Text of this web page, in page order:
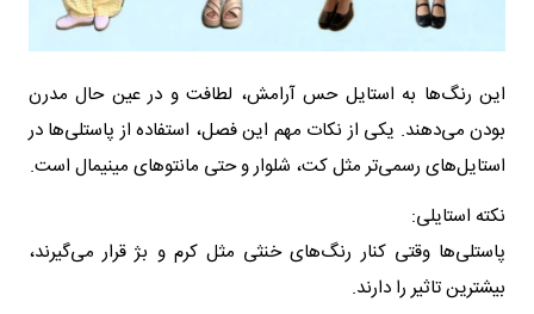
این رنگ‌ها به استایل حس آرامش، لطافت و در عین حال مدرن
بودن می‌دهند. یکی از نکات مهم این فصل، استفاده از پاستلی‌ها در
استایل‌های رسمی‌تر مثل کت، شلوار و حتی مانتوهای مینیمال است.
نکته استایلی:
پاستلی‌ها وقتی کنار رنگ‌های خنثی مثل کرم و بژ قرار می‌گیرند،
بیشترین تاثیر را دارند.